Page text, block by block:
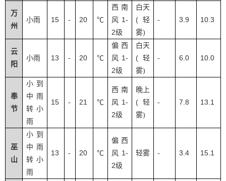
万
州
小雨 15 - 20 ℃
西南
风 1-
2级
白天
( 轻
雾)
- 3.9 10.3
云
阳
小雨 13 - 20 ℃
偏西
风 1-
2级
白天
( 轻
雾)
- 6.0 10.0
奉
节
小到
中雨
转小
雨
15 - 21 ℃
西南
风 1-
2级
晚上
( 轻
雾)
- 7.8 13.1
巫
山
小到
中雨
转小
雨
13 - 20 ℃
偏西
风 1-
2级
轻雾 - 3.4 15.1